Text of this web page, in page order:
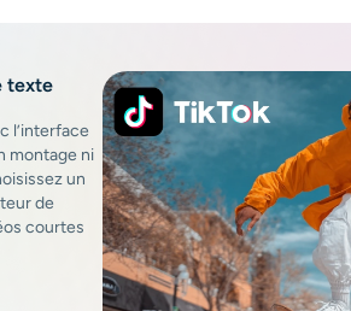
texte
l’interface
montage ni
un
de
courtes